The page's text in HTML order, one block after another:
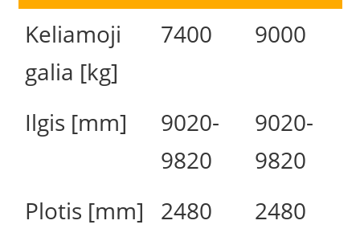
Keliamoji
galia [kg]
7400 9000
Ilgis [mm]
9020-
9820
9020-
9820
Plotis [mm]
2480
2480